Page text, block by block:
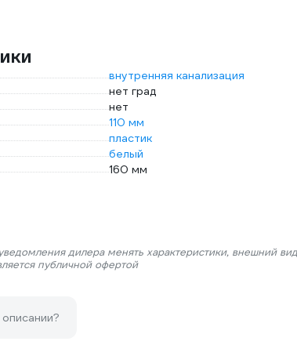
внутренняя канализация
нет град
нет
110 мм
пластик
белый
160 мм
дилера менять характеристики, внешний
публичной офертой